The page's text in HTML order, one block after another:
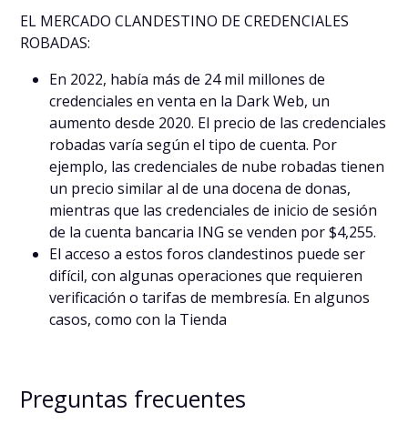
EL MERCADO CLANDESTINO DE CREDENCIALES
ROBADAS:
En 2022, había más de 24 mil millones de
credenciales en venta en la Dark Web, un
aumento desde 2020. El precio de las credenciales
robadas varía según el tipo de cuenta. Por
ejemplo, las credenciales de nube robadas tienen
un precio similar al de una docena de donas,
mientras que las credenciales de inicio de sesión
de la cuenta bancaria ING se venden por $4,255.
El acceso a estos foros clandestinos puede ser
difícil, con algunas operaciones que requieren
verificación o tarifas de membresía. En algunos
casos, como con la Tienda
Preguntas frecuentes